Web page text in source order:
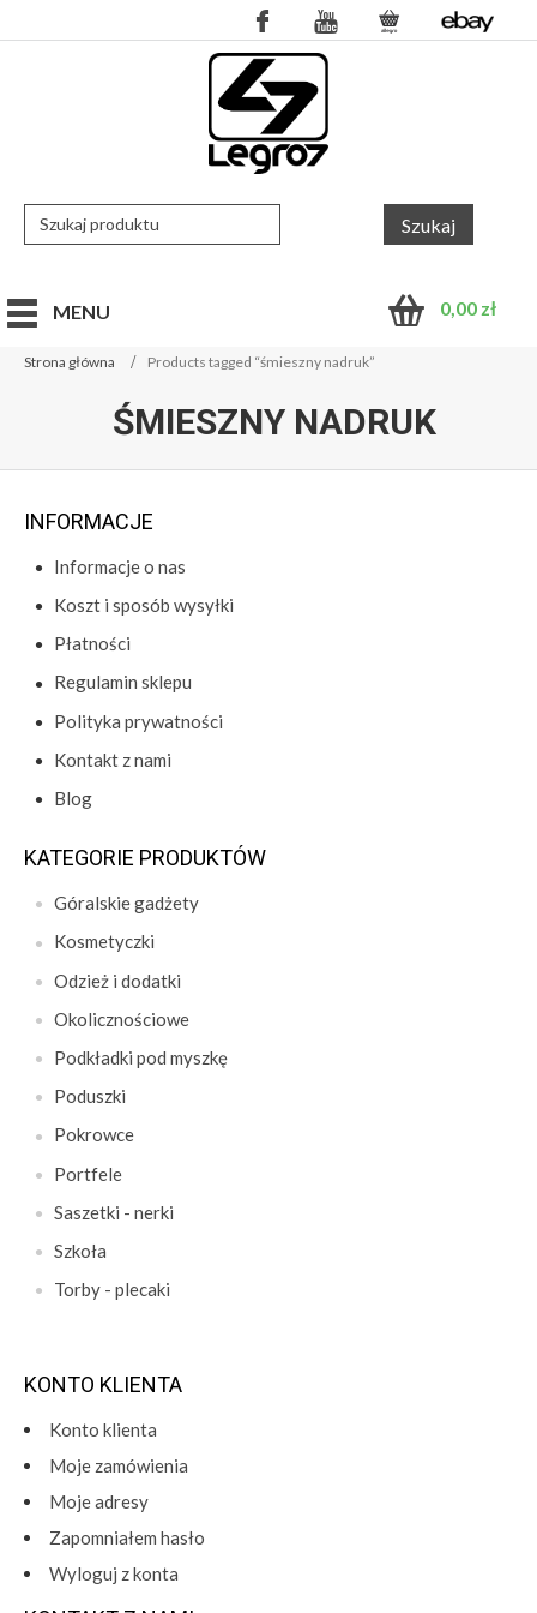
0,00 zł
MENU
Strona główna Products tagged “śmieszny nadruk”
ŚMIESZNY NADRUK
INFORMACJE
Informacje o nas
Koszt i sposób wysyłki
Płatności
Regulamin sklepu
Polityka prywatności
Kontakt z nami
Blog
KATEGORIE PRODUKTÓW
Góralskie gadżety
Kosmetyczki
Odzież i dodatki
Okolicznościowe
Podkładki pod myszkę
Poduszki
Pokrowce
Portfele
Saszetki - nerki
Szkoła
Torby - plecaki
KONTO KLIENTA
Konto klienta
Moje zamówienia
Moje adresy
Zapomniałem hasło
Wyloguj z konta